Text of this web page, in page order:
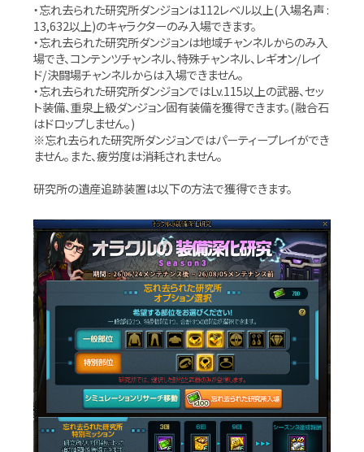
・忘れ去られた研究所ダンジョンは112レベル以上(入場名声 :
13,632以上)のキャラクターのみ入場できます。
・忘れ去られた研究所ダンジョンは地域チャンネルからのみ入
場でき、コンテンツチャンネル、特殊チャンネル、レギオン/レイ
ド/決闘場チャンネルからは入場できません。
・忘れ去られた研究所ダンジョンではLv.115以上の武器、セッ
ト装備、重泉上級ダンジョン固有装備を獲得できます。(融合石
はドロップしません。)
※忘れ去られた研究所ダンジョンではパーティープレイができ
ません。また、疲労度は消耗されません。
研究所の遺産追跡装置は以下の方法で獲得できます。